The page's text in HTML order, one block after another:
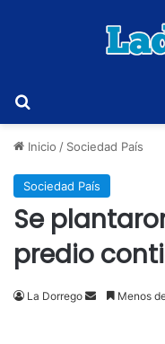
Inicio / Sociedad País
Sociedad País
Se
predio
La Dorrego
SendMenos